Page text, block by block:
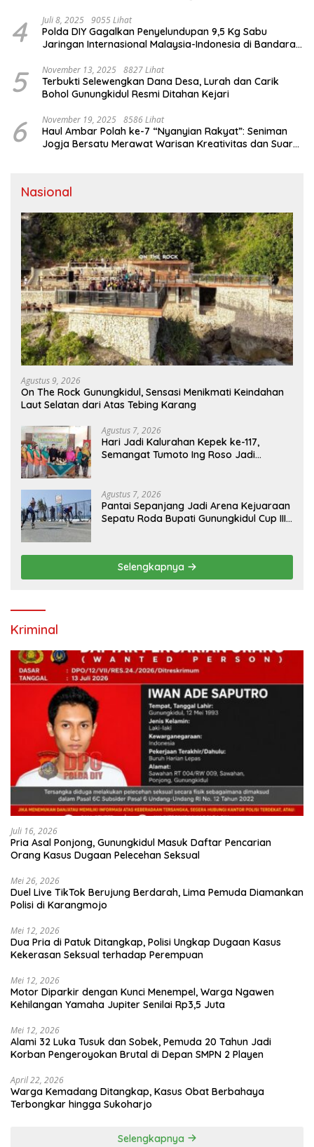
4 Juli 8, 2025 9055 Lihat
Polda DIY Gagalkan Penyelundupan 9,5 Kg Sabu
Jaringan Internasional Malaysia-Indonesia di Bandara
5 November 13, 2025 8827 Lihat
Terbukti Selewengkan Dana Desa, Lurah dan Carik
Bohol Gunungkidul Resmi Ditahan Kejari
6 November 19, 2025 8586 Lihat
Haul Ambar Polah ke-7 “Nyanyian Rakyat”: Seniman
Jogja Bersatu Merawat Warisan Kreativitas dan Suara
Nasional
Agustus 9, 2026
On The Rock Gunungkidul, Sensasi Menikmati Keindahan
Laut Selatan dari Atas Tebing Karang
Agustus 7, 2026
Hari Jadi Kalurahan Kepek ke-117,
Semangat Tumoto Ing Roso Jadi
Agustus 7, 2026
Pantai Sepanjang Jadi Arena Kejuaraan
Sepatu Roda Bupati Gunungkidul Cup III
Selengkapnya
Kriminal
Juli 16, 2026
Pria Asal Ponjong, Gunungkidul Masuk Daftar Pencarian
Orang Kasus Dugaan Pelecehan Seksual
Mei 26, 2026
Duel Live TikTok Berujung Berdarah, Lima Pemuda Diamankan
Polisi di Karangmojo
Mei 12, 2026
Dua Pria di Patuk Ditangkap, Polisi Ungkap Dugaan Kasus
Kekerasan Seksual terhadap Perempuan
Mei 12, 2026
Motor Diparkir dengan Kunci Menempel, Warga Ngawen
Kehilangan Yamaha Jupiter Senilai Rp3,5 Juta
Mei 12, 2026
Alami 32 Luka Tusuk dan Sobek, Pemuda 20 Tahun Jadi
Korban Pengeroyokan Brutal di Depan SMPN 2 Playen
April 22, 2026
Warga Kemadang Ditangkap, Kasus Obat Berbahaya
Terbongkar hingga Sukoharjo
Selengkapnya